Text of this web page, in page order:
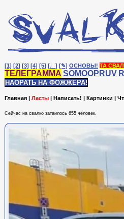
[1] [2] [3] [4] [5] [♩] [✎] ОСНОВЫ! ТА
ТЕЛЕГРАММА SOMOOPRUV
НАОРАТЬ НА ФОЖЖЕРА!
Главная | Ласты | Написать! | Картинки |
Сейчас на cвалко затаилось 655 человек.